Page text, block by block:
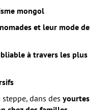
mongol
et leur mode de
à travers les plus
dans des yourtes